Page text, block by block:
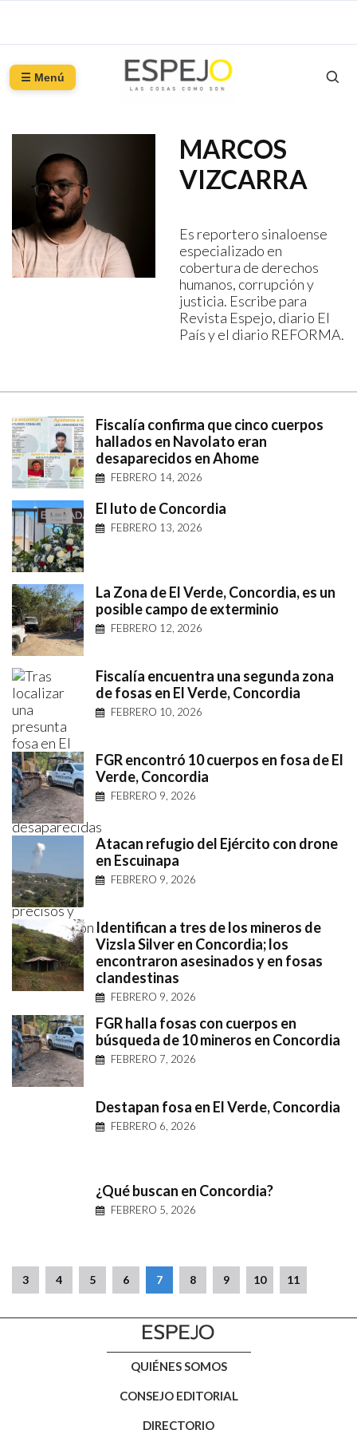
☰ Menú
MARCOS
VIZCARRA
Es reportero sinaloense
especializado en
cobertura de derechos
humanos, corrupción y
justicia. Escribe para
Revista Espejo, diario El
País y el diario REFORMA.
Fiscalía confirma que cinco cuerpos
hallados en Navolato eran
desaparecidos en Ahome
FEBRERO 14, 2026
El luto de Concordia
FEBRERO 13, 2026
La Zona de El Verde, Concordia, es un
posible campo de exterminio
FEBRERO 12, 2026
Fiscalía encuentra una segunda zona
de fosas en El Verde, Concordia
FEBRERO 10, 2026
FGR encontró 10 cuerpos en fosa de El
Verde, Concordia
FEBRERO 9, 2026
Atacan refugio del Ejército con drone
en Escuinapa
FEBRERO 9, 2026
Identifican a tres de los mineros de
Vizsla Silver en Concordia; los
encontraron asesinados y en fosas
clandestinas
FEBRERO 9, 2026
FGR halla fosas con cuerpos en
búsqueda de 10 mineros en Concordia
FEBRERO 7, 2026
Destapan fosa en El Verde, Concordia
FEBRERO 6, 2026
¿Qué buscan en Concordia?
FEBRERO 5, 2026
3 4 5 6 7 8 9 10 11
QUIÉNES SOMOS
CONSEJO EDITORIAL
DIRECTORIO